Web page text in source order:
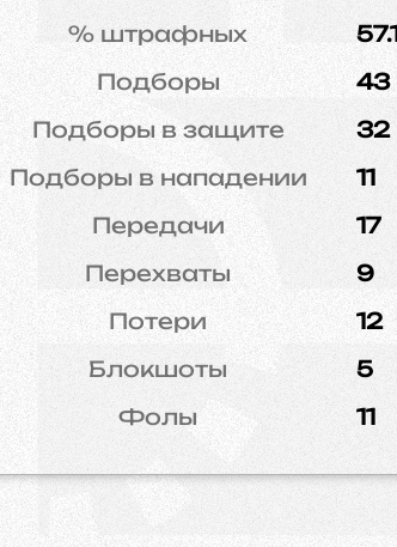
% штрафных
Подборы
43
Подборы в защите
32
Подборы в нападении
11
Передачи
17
Перехваты
9
Потери
12
Блокшоты
5
Фолы 11